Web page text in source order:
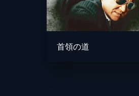
監督
首領の道